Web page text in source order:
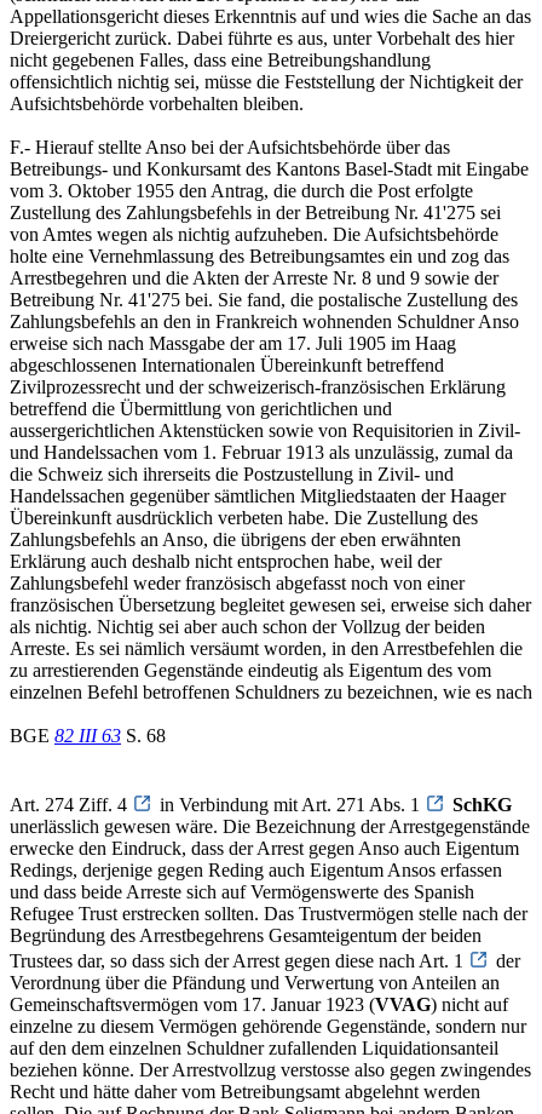
Appellationsgericht dieses Erkenntnis auf und wies die Sache an das
Dreiergericht zurück. Dabei führte es aus, unter Vorbehalt des hier
nicht gegebenen Falles, dass eine Betreibungshandlung
offensichtlich nichtig sei, müsse die Feststellung der Nichtigkeit der
Aufsichtsbehörde vorbehalten bleiben.
F.- Hierauf stellte Anso bei der Aufsichtsbehörde über das
Betreibungs- und Konkursamt des Kantons Basel-Stadt mit Eingabe
vom 3. Oktober 1955 den Antrag, die durch die Post erfolgte
Zustellung des Zahlungsbefehls in der Betreibung Nr. 41'275 sei
von Amtes wegen als nichtig aufzuheben. Die Aufsichtsbehörde
holte eine Vernehmlassung des Betreibungsamtes ein und zog das
Arrestbegehren und die Akten der Arreste Nr. 8 und 9 sowie der
Betreibung Nr. 41'275 bei. Sie fand, die postalische Zustellung des
Zahlungsbefehls an den in Frankreich wohnenden Schuldner Anso
erweise sich nach Massgabe der am 17. Juli 1905 im Haag
abgeschlossenen Internationalen Übereinkunft betreffend
Zivilprozessrecht und der schweizerisch-französischen Erklärung
betreffend die Übermittlung von gerichtlichen und
aussergerichtlichen Aktenstücken sowie von Requisitorien in Zivil-
und Handelssachen vom 1. Februar 1913 als unzulässig, zumal da
die Schweiz sich ihrerseits die Postzustellung in Zivil- und
Handelssachen gegenüber sämtlichen Mitgliedstaaten der Haager
Übereinkunft ausdrücklich verbeten habe. Die Zustellung des
Zahlungsbefehls an Anso, die übrigens der eben erwähnten
Erklärung auch deshalb nicht entsprochen habe, weil der
Zahlungsbefehl weder französisch abgefasst noch von einer
französischen Übersetzung begleitet gewesen sei, erweise sich daher
als nichtig. Nichtig sei aber auch schon der Vollzug der beiden
Arreste. Es sei nämlich versäumt worden, in den Arrestbefehlen die
zu arrestierenden Gegenstände eindeutig als Eigentum des vom
einzelnen Befehl betroffenen Schuldners zu bezeichnen, wie es nach
BGE 82 III 63 S. 68
Art. 274 Ziff. 4 in Verbindung mit Art. 271 Abs. 1
SchKG
unerlässlich gewesen wäre. Die Bezeichnung der Arrestgegenstände
erwecke den Eindruck, dass der Arrest gegen Anso auch Eigentum
Redings, derjenige gegen Reding auch Eigentum Ansos erfassen
und dass beide Arreste sich auf Vermögenswerte des Spanish
Refugee Trust erstrecken sollten. Das Trustvermögen stelle nach der
Begründung des Arrestbegehrens Gesamteigentum der beiden
Trustees dar, so dass sich der Arrest gegen diese nach Art. 1
der
Verordnung über die Pfändung und Verwertung von Anteilen an
Gemeinschaftsvermögen vom 17. Januar 1923 (VVAG) nicht auf
einzelne zu diesem Vermögen gehörende Gegenstände, sondern nur
auf den dem einzelnen Schuldner zufallenden Liquidationsanteil
beziehen könne. Der Arrestvollzug verstosse also gegen zwingendes
Recht und hätte daher vom Betreibungsamt abgelehnt werden